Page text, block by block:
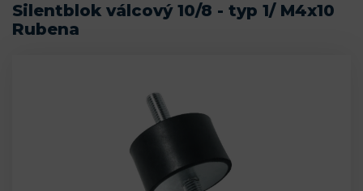
Silentblok válcový 10/8 - typ 1/ M4x10
Rubena